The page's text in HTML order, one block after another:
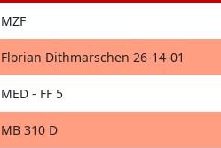
MZF
Florian Dithmarschen 26-14-01
MED - FF 5
MB 310 D